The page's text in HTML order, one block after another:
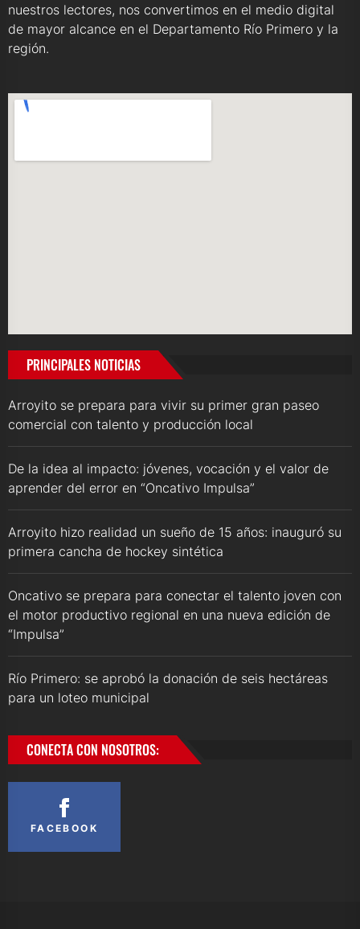
nuestros lectores, nos convertimos en el medio digital
de mayor alcance en el Departamento Río Primero y la
región.
PRINCIPALES NOTICIAS
Arroyito se prepara para vivir su primer gran paseo
comercial con talento y producción local
De la idea al impacto: jóvenes, vocación y el valor de
aprender del error en “Oncativo Impulsa”
Arroyito hizo realidad un sueño de 15 años: inauguró su
primera cancha de hockey sintética
Oncativo se prepara para conectar el talento joven con
el motor productivo regional en una nueva edición de
“Impulsa”
Río Primero: se aprobó la donación de seis hectáreas
para un loteo municipal
CONECTA CON NOSOTROS:
FACEBOOK